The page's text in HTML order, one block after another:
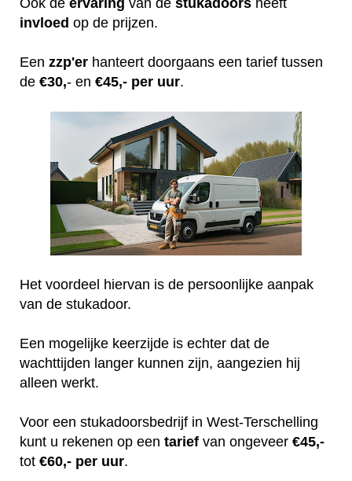
invloed op de prijzen.
Een zzp'er hanteert doorgaans een tarief tussen
de €30,- en €45,- per uur.
Het voordeel hiervan is de persoonlijke aanpak
van de stukadoor.
Een mogelijke keerzijde is echter dat de
wachttijden langer kunnen zijn, aangezien hij
alleen werkt.
Voor een stukadoorsbedrijf in West-Terschelling
kunt u rekenen op een tarief van ongeveer €45,-
tot €60,- per uur.